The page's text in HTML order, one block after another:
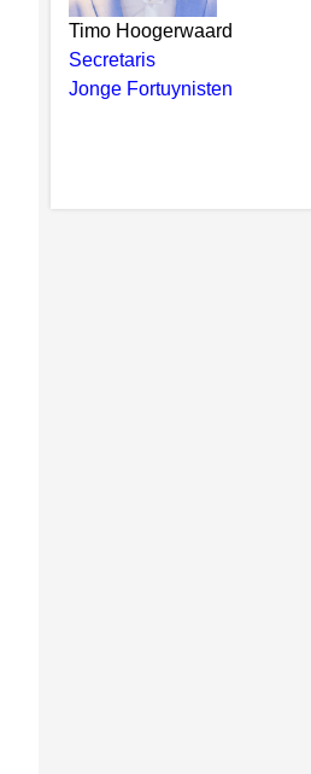
Timo Hoogerwaard
Secretaris
Jonge Fortuynisten